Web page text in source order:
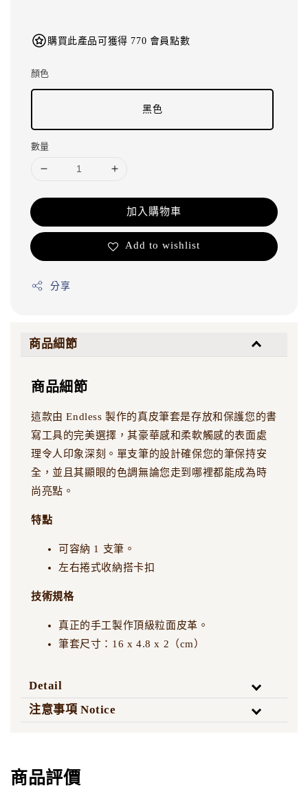
購買此產品可獲得 770 會員點數
顏色
黑色
數量
加入購物車
Add to wishlist
分享
商品細節
商品細節
這款由 Endless 製作的真皮筆套是存放和保護您的書
寫工具的完美選擇，其豪華感和柔軟觸感的表面處
理令人印象深刻。單支筆的設計確保您的筆保持安
全，並且其顯眼的色調無論您走到哪裡都能成為時
尚亮點。
特點
可容納 1 支筆。
左右捲式收納搭卡扣
技術規格
真正的手工製作頂級粒面皮革。
筆套尺寸：16 x 4.8 x 2（cm）
Detail
注意事項 Notice
商品評價